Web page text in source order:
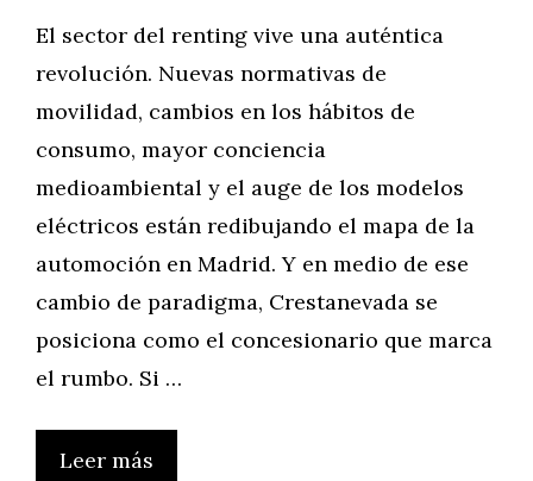
El sector del renting vive una auténtica
revolución. Nuevas normativas de
movilidad, cambios en los hábitos de
consumo, mayor conciencia
medioambiental y el auge de los modelos
eléctricos están redibujando el mapa de la
automoción en Madrid. Y en medio de ese
cambio de paradigma, Crestanevada se
posiciona como el concesionario que marca
el rumbo. Si …
Leer más